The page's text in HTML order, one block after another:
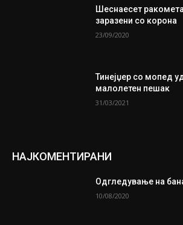
Шеснаесет
заразени со корона
23/09/2020
Тинејџер со мопед
малолетен пешак
31/03/2021
НАЈКОМЕНТИРАНИ
Одгледување на
10/08/2020